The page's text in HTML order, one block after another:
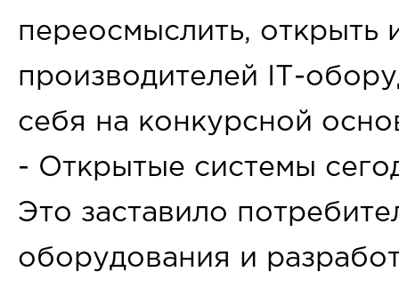
переосмыслить, открыть
производителей IТ-
себя на конкурсной
- Открытые системы
Это заставило
оборудования и